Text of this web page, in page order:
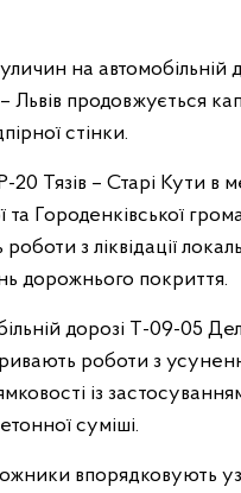
на автомобільній
Львів продовжується
стінки.
20 Тязів – Старі Кути в
та Городенківської
з ліквідації
дорожнього покриття.
дорозі Т-09-05
роботи з
із
суміші.
впорядковують